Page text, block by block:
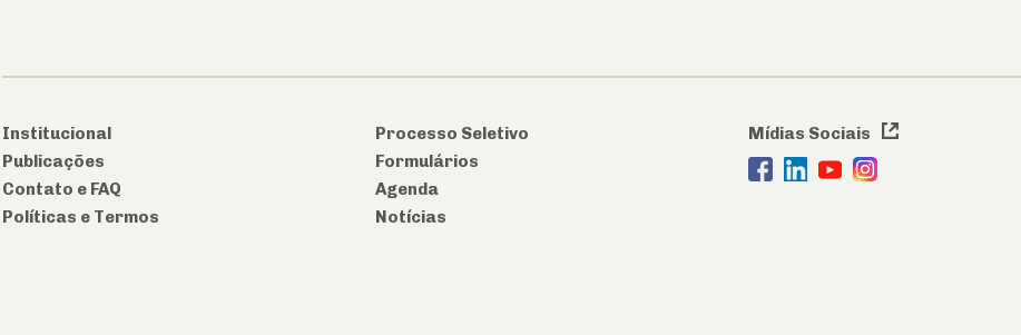
Institucional
Publicações
Contato e FAQ
Políticas e Termos
Processo Seletivo
Formulários
Agenda
Notícias
Mídias Sociais